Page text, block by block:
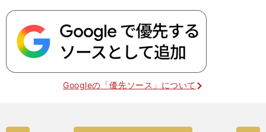
Googleの「優先ソース」について